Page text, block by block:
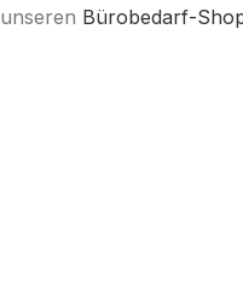
unseren Bürobedarf-